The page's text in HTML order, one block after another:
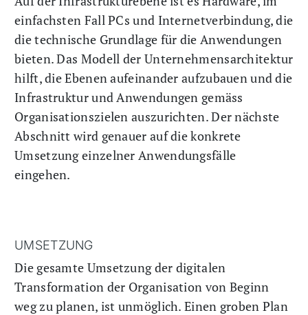
einfachsten Fall PCs und Internetverbindung, die
die technische Grundlage für die Anwendungen
bieten. Das Modell der Unternehmensarchitektur
hilft, die Ebenen aufeinander aufzubauen und die
Infrastruktur und Anwendungen gemäss
Organisationszielen auszurichten. Der nächste
Abschnitt wird genauer auf die konkrete
Umsetzung einzelner Anwendungsfälle
eingehen.
UMSETZUNG
Die gesamte Umsetzung der digitalen
Transformation der Organisation von Beginn
weg zu planen, ist unmöglich. Einen groben Plan